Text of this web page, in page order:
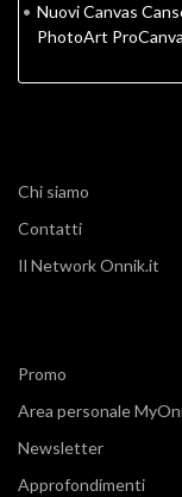
• Nuovi Canvas
PhotoArt
Chi siamo
Contatti
Il Network Onnik.it
Promo
Area personale
Newsletter
Approfondimenti